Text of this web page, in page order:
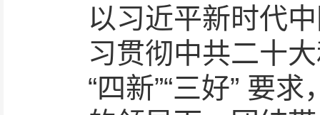
以习近平新时代
习贯彻中共二十
“四新”“三好” 要